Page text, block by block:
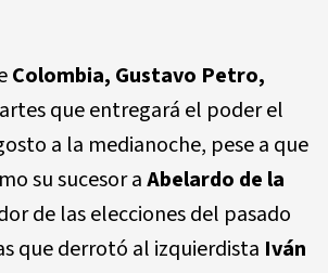
Colombia, Gustavo Petro,
que entregará el poder el
a la medianoche, pese a que
su sucesor aAbelardo de la
de las elecciones del pasado
que derrotó al izquierdista Iván